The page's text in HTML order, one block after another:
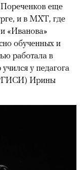
еще
и в МХТ, где
«Иванова»
обученных и
работала в
у педагога
Ирины